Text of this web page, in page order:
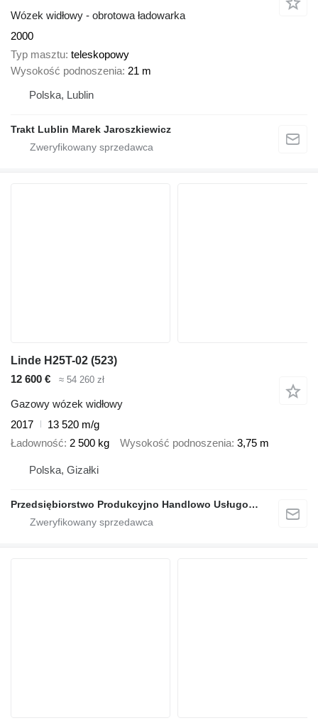
Wózek widłowy - obrotowa ładowarka
2000
Typ masztu teleskopowy
Wysokość podnoszenia 21 m
Polska, Lublin
Trakt Lublin Marek Jaroszkiewicz
Linde H25T-02 (523)
12 600 €
≈ 54 260 zł
Gazowy wózek widłowy
2017
13 520 m/g
Ładowność 2 500 kg Wysokość podnoszenia 3,75 m
Polska, Gizałki
Przedsiębiorstwo Produkcyjno Handlowo Usługowe Grzegorz Glapa